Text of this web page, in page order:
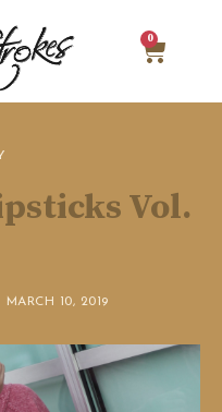
0
Vol.
MARCH 10, 2019